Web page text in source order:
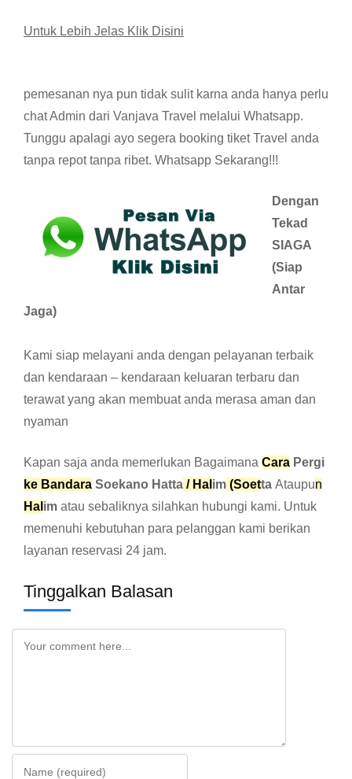
Untuk Lebih Jelas Klik Disini
pemesanan nya pun tidak sulit karna anda hanya perlu
chat Admin dari Vanjava Travel melalui Whatsapp.
Tunggu apalagi ayo segera booking tiket Travel anda
tanpa repot tanpa ribet. Whatsapp Sekarang!!!
Dengan
Tekad
SIAGA
(Siap
Antar
Jaga)
Kami siap melayani anda dengan pelayanan terbaik
dan kendaraan – kendaraan keluaran terbaru dan
terawat yang akan membuat anda merasa aman dan
nyaman
Kapan saja anda memerlukan Bagaimana Cara Pergi
ke Bandara Soekano Hatta / Hal im (Soetta Ataupun
Hal im atau sebaliknya silahkan hubungi kami. Untuk
memenuhi kebutuhan para pelanggan kami berikan
layanan reservasi 24 jam.
Tinggalkan Balasan